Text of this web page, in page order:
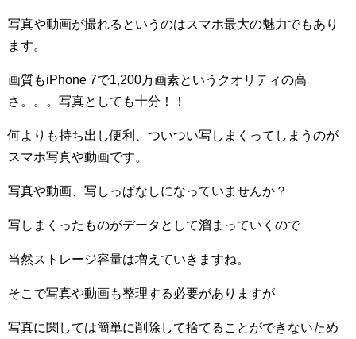
写真や動画が撮れるというのはスマホ最大の魅力でもあり
ます。
画質もiPhone 7で1,200万画素というクオリティの高
さ。。。写真としても十分！！
何よりも持ち出し便利、ついつい写しまくってしまうのが
スマホ写真や動画です。
写真や動画、写しっぱなしになっていませんか？
写しまくったものがデータとして溜まっていくので
当然ストレージ容量は増えていきますね。
そこで写真や動画も整理する必要がありますが
写真に関しては簡単に削除して捨てることができないため